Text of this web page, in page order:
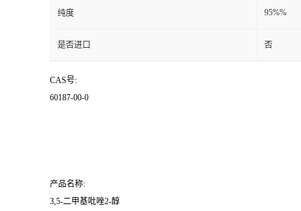
纯度 95%%
是否进口 否
CAS号:
60187-00-0
产品名称:
3,5-二甲基吡唑2-醇